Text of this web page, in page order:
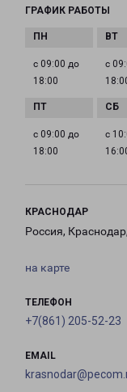
ГРАФИК РАБОТЫ
с 09:00 до
18:00
с
с 09:00 до
18:00
с
КРАСНОДАР
Россия,
на карте
ТЕЛЕФОН
+7(861) 205-52-23
EMAIL